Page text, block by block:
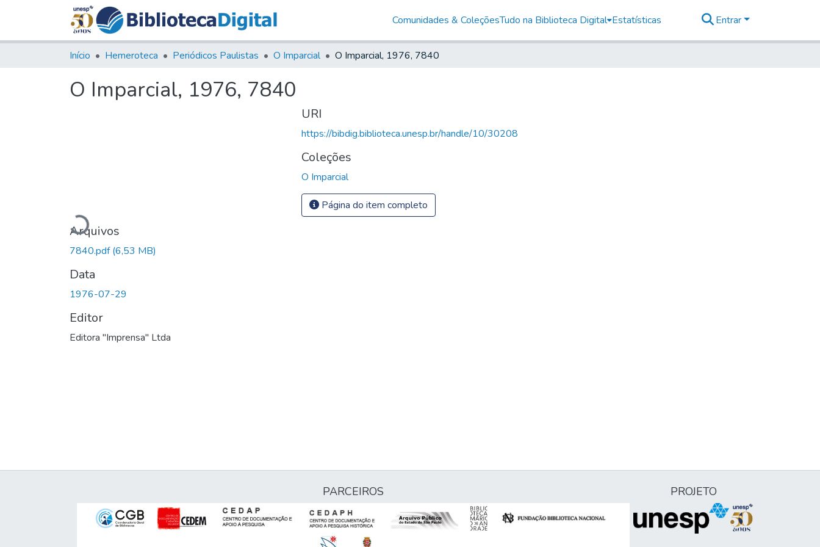
Comunidades & ColeçõesTudo na Biblioteca Digital Estatísticas Entrar
Início Hemeroteca Periódicos Paulistas O Imparcial O Imparcial, 1976, 7840
O Imparcial, 1976, 7840
Carregando...
Arquivos
7840.pdf(6,53 MB)
Data
1976-07-29
Editor
Editora "Imprensa" Ltda
URI
https://bibdig.biblioteca.unesp.br/handle/10/30208
Coleções
O Imparcial
Página do item completo
PARCEIROS PROJETO